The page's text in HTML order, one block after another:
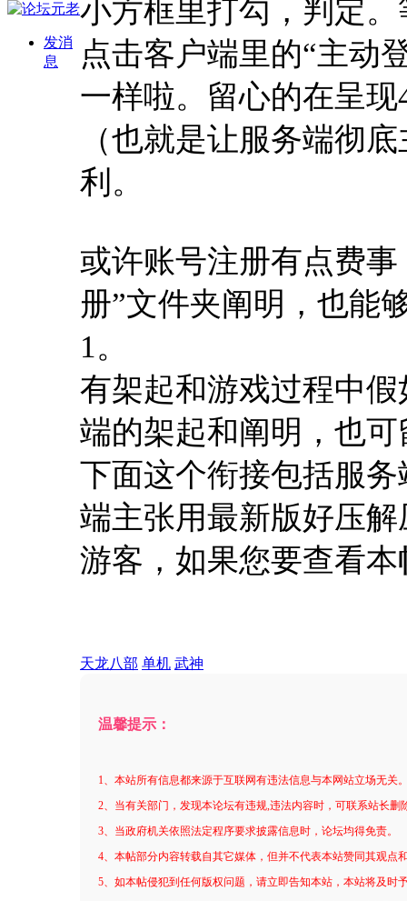
发消
息
小方框里打勾，判定
点击客户端里的“主动
一样啦。留心的在呈
（也就是让服务端彻
利。
或许账号注册有点费
册”文件夹阐明，也能
1。
有架起和游戏过程中
端的架起和阐明，也
下面这个衔接包括服
端主张用最新版好压解
游客，如果您要查看
天龙八部 单机 武神
温馨提示：
1、本站所有信息都来源于互联网有违法信息与本网站立场无关
2、当有关部门，发现本论坛有违规,违法内容时，可联系站长删
3、当政府机关依照法定程序要求披露信息时，论坛均得免责。
4、本帖部分内容转载自其它媒体，但并不代表本站赞同其观点
5、如本帖侵犯到任何版权问题，请立即告知本站，本站将及时